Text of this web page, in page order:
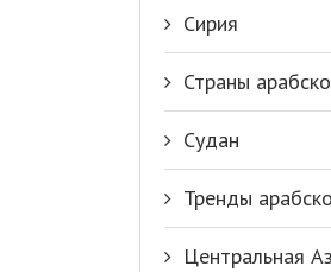
Сирия
Страны
Судан
Тренды
Центральная